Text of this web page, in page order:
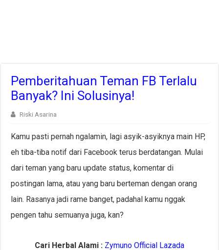
Pemberitahuan Teman FB Terlalu
Banyak? Ini Solusinya!
Riski Asarina
Kamu pasti pernah ngalamin, lagi asyik-asyiknya main HP,
eh tiba-tiba notif dari Facebook terus berdatangan. Mulai
dari teman yang baru update status, komentar di
postingan lama, atau yang baru berteman dengan orang
lain. Rasanya jadi rame banget, padahal kamu nggak
pengen tahu semuanya juga, kan?
Cari Herbal Alami : Zymuno Official Lazada